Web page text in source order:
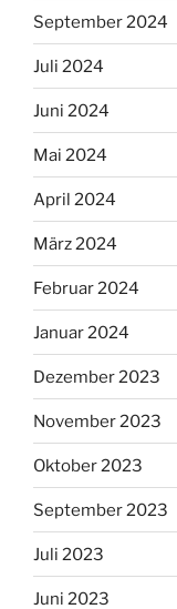
September 2024
Juli 2024
Juni 2024
Mai 2024
April 2024
März 2024
Februar 2024
Januar 2024
Dezember 2023
November 2023
Oktober 2023
September 2023
Juli 2023
Juni 2023